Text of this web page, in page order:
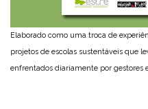
Elaborado como uma troca de
projetos de escolas sustentáveis que
enfrentados diariamente por gestores